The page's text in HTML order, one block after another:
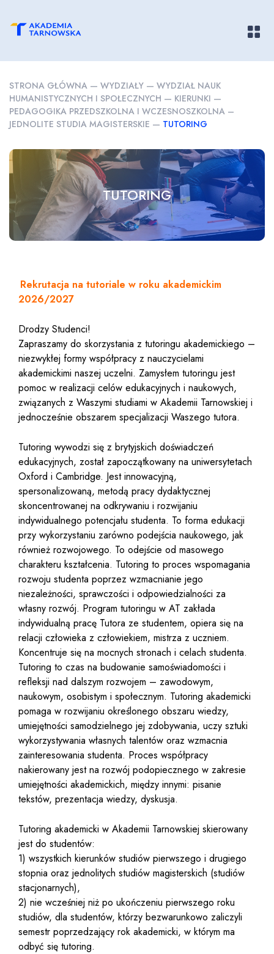
STRONA GŁÓWNA — WYDZIAŁY — WYDZIAŁ NAUK
HUMANISTYCZNYCH I SPOŁECZNYCH — KIERUNKI —
PEDAGOGIKA PRZEDSZKOLNA I WCZESNOSZKOLNA –
JEDNOLITE STUDIA MAGISTERSKIE — TUTORING
TUTORING
Rekrutacja na tutoriale w roku akademickim
2026/2027
Drodzy Studenci!
Zapraszamy do skorzystania z tutoringu akademickiego –
niezwykłej formy współpracy z nauczycielami
akademickimi naszej uczelni. Zamysłem tutoringu jest
pomoc w realizacji celów edukacyjnych i naukowych,
związanych z Waszymi studiami w Akademii Tarnowskiej i
jednocześnie obszarem specjalizacji Waszego tutora.
Tutoring wywodzi się z brytyjskich doświadczeń
edukacyjnych, został zapoczątkowany na uniwersytetach
Oxford i Cambridge. Jest innowacyjną,
spersonalizowaną, metodą pracy dydaktycznej
skoncentrowanej na odkrywaniu i rozwijaniu
indywidualnego potencjału studenta. To forma edukacji
przy wykorzystaniu zarówno podejścia naukowego, jak
również rozwojowego. To odejście od masowego
charakteru kształcenia. Tutoring to proces wspomagania
rozwoju studenta poprzez wzmacnianie jego
niezależności, sprawczości i odpowiedzialności za
własny rozwój. Program tutoringu w AT zakłada
indywidualną pracę Tutora ze studentem, opiera się na
relacji człowieka z człowiekiem, mistrza z uczniem.
Koncentruje się na mocnych stronach i celach studenta.
Tutoring to czas na budowanie samoświadomości i
refleksji nad dalszym rozwojem – zawodowym,
naukowym, osobistym i społecznym. Tutoring akademicki
pomaga w rozwijaniu określonego obszaru wiedzy,
umiejętności samodzielnego jej zdobywania, uczy sztuki
wykorzystywania własnych talentów oraz wzmacnia
zainteresowania studenta. Proces współpracy
nakierowany jest na rozwój podopiecznego w zakresie
umiejętności akademickich, między innymi: pisanie
tekstów, prezentacja wiedzy, dyskusja.
Tutoring akademicki w Akademii Tarnowskiej skierowany
jest do studentów:
1) wszystkich kierunków studiów pierwszego i drugiego
stopnia oraz jednolitych studiów magisterskich (studiów
stacjonarnych),
2) nie wcześniej niż po ukończeniu pierwszego roku
studiów, dla studentów, którzy bezwarunkowo zaliczyli
semestr poprzedzający rok akademicki, w którym ma
odbyć się tutoring.